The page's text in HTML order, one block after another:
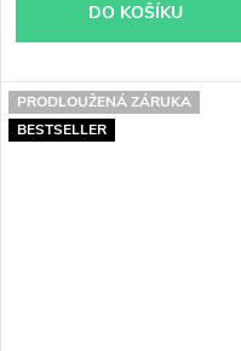
DO KOŠÍKU
PRODLOUŽENÁ ZÁRUKA
BESTSELLER